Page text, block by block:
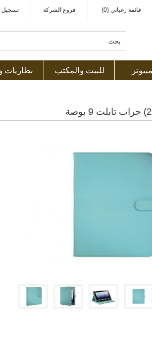
قائمة رغباتي (0) فروع الشركة تسجيل
للبيت والمكتب بطاريات